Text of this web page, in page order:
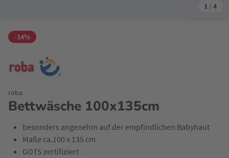
1 /4
-14%
Bettwäsche 100x135cm
roba
besonders angenehm auf der empfindlichen Babyhaut
Maße ca.100 x 135 cm
GOTS zertifiziert